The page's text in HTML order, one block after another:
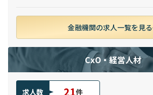
金融機関の求人一覧を見る
CxO・経営人材
求人数 21件